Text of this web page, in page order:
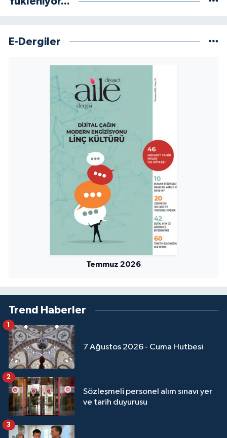
E-Dergiler
Temmuz 2026
Trend Haberler
7 Ağustos 2026 - Cuma Hutbesi
1
Sözleşmeli personel alım sınavı yer
ve tarih duyurusu
2
3
Malatya Müftülüğü
Manisa Müftülüğü
Mardin Müftülüğü
Mersin Müftülüğü
Muğla Müftülüğü
Muş Müftülüğü
Nevşehir Müftülüğü
Niğde Müftülüğü
Ordu Müftülüğü
Rize Müftülüğü
Samsun Müftülüğü
Sinop Müftülüğü
Sivas Müftülüğü